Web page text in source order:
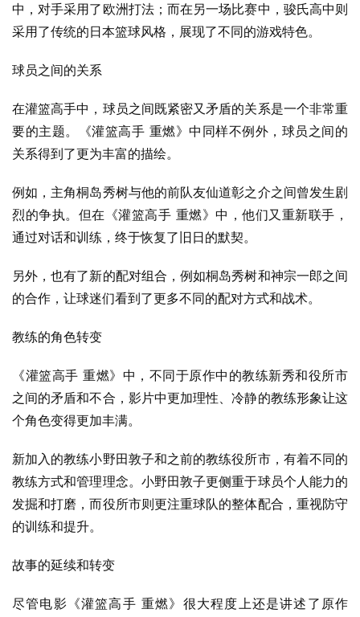
中，对手采用了欧洲打法；而在另一场比赛中，骏氏高中则
采用了传统的日本篮球风格，展现了不同的游戏特色。
球员之间的关系
在灌篮高手中，球员之间既紧密又矛盾的关系是一个非常重
要的主题。《灌篮高手 重燃》中同样不例外，球员之间的
关系得到了更为丰富的描绘。
例如，主角桐岛秀树与他的前队友仙道彰之介之间曾发生剧
烈的争执。但在《灌篮高手 重燃》中，他们又重新联手，
通过对话和训练，终于恢复了旧日的默契。
另外，也有了新的配对组合，例如桐岛秀树和神宗一郎之间
的合作，让球迷们看到了更多不同的配对方式和战术。
教练的角色转变
《灌篮高手 重燃》中，不同于原作中的教练新秀和役所市
之间的矛盾和不合，影片中更加理性、冷静的教练形象让这
个角色变得更加丰满。
新加入的教练小野田敦子和之前的教练役所市，有着不同的
教练方式和管理理念。小野田敦子更侧重于球员个人能力的
发掘和打磨，而役所市则更注重球队的整体配合，重视防守
的训练和提升。
故事的延续和转变
尽管电影《灌篮高手 重燃》很大程度上还是讲述了原作